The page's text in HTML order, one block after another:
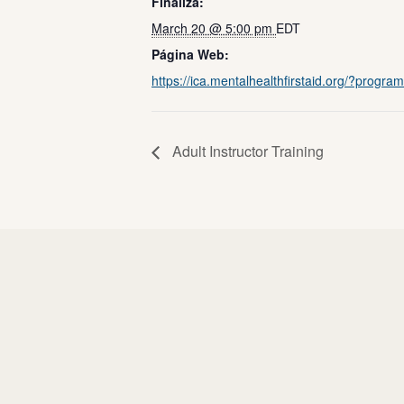
March 20 @ 5:00 pm EDT
Página Web:
https://ica.mentalhealthfirstaid.org/
Adult Instructor Training